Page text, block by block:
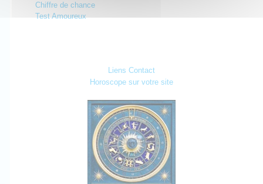
Chiffre de chance
Test Amoureux
Liens Contact
Horoscope sur votre site